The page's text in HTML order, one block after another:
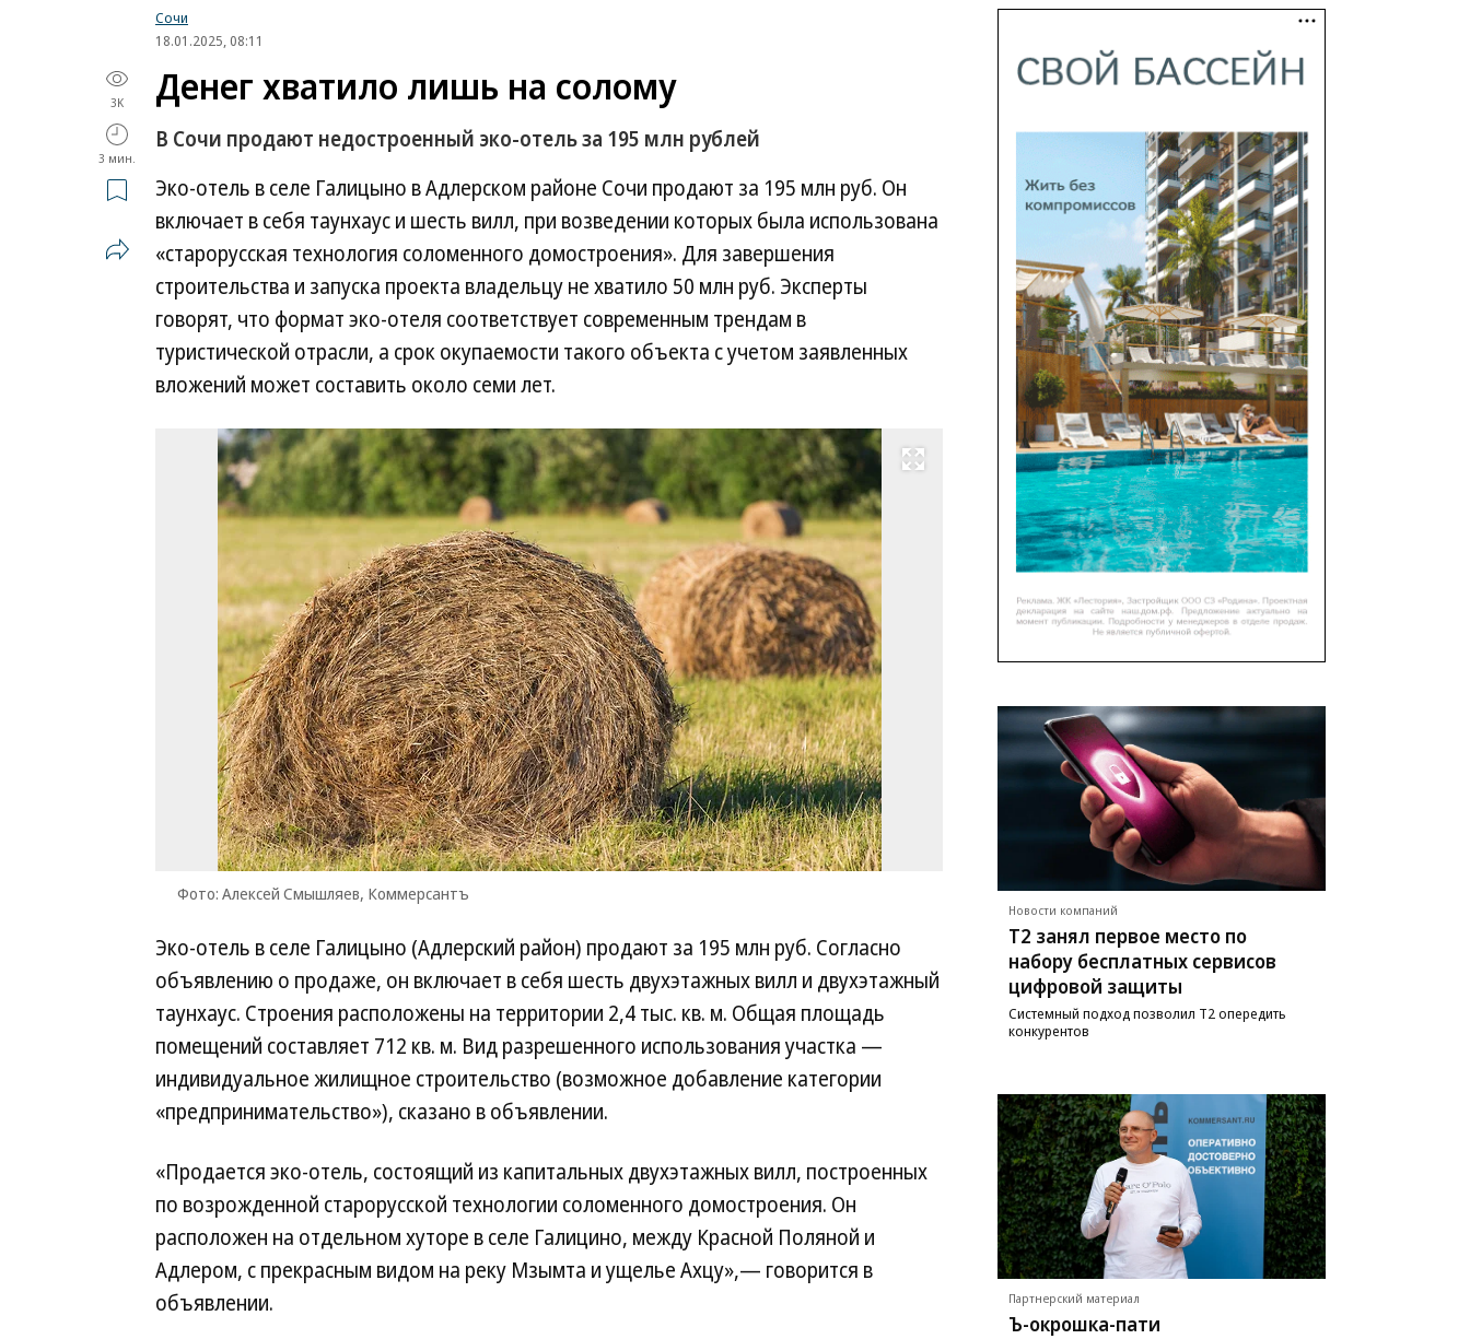
Сочи
18.01.2025, 08:11
3K
3 мин.
Денег хватило лишь на солому
В Сочи продают недостроенный эко-отель за 195 млн рублей
Эко-отель в селе Галицыно в Адлерском районе Сочи продают за 195 млн руб. Он
включает в себя таунхаус и шесть вилл, при возведении которых была использована
«старорусская технология соломенного домостроения». Для завершения
строительства и запуска проекта владельцу не хватило 50 млн руб. Эксперты
говорят, что формат эко-отеля соответствует современным трендам в
туристической отрасли, а срок окупаемости такого объекта с учетом заявленных
вложений может составить около семи лет.
Развернуть на весь экран
Фото: Алексей Смышляев, Коммерсантъ
Алексей
Смышляев,
Эко-отель в селе Галицыно (Адлерский район) продают за 195 млн руб. Согласно
объявлению о продаже, он включает в себя шесть двухэтажных вилл и двухэтажный
таунхаус. Строения расположены на территории 2,4 тыс. кв. м. Общая площадь
помещений составляет 712 кв. м. Вид разрешенного использования участка —
индивидуальное жилищное строительство (возможное добавление категории
«предпринимательство»), сказано в объявлении.
«Продается эко-отель, состоящий из капитальных двухэтажных вилл, построенных
по возрожденной старорусской технологии соломенного домостроения. Он
расположен на отдельном хуторе в селе Галицино, между Красной Поляной и
Адлером, с прекрасным видом на реку Мзымта и ущелье Ахцу»,— говорится в
объявлении.
Новости компаний
Т2 занял первое место по
набору бесплатных сервисов
цифровой защиты
Системный подход позволил Т2 опередить
конкурентов
Партнерский материал
Ъ-окрошка-пати